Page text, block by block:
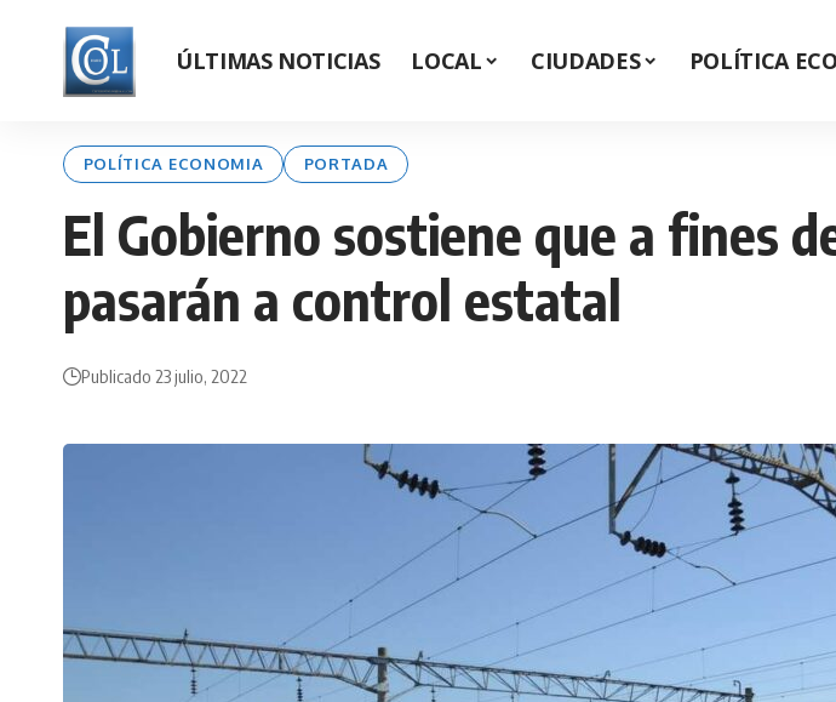
ÚLTIMAS NOTICIAS LOCAL CIUDADES POLÍTICA
POLÍTICA ECONOMIA PORTADA
El Gobierno sostiene que a fines
pasarán a control estatal
Publicado 23 julio, 2022